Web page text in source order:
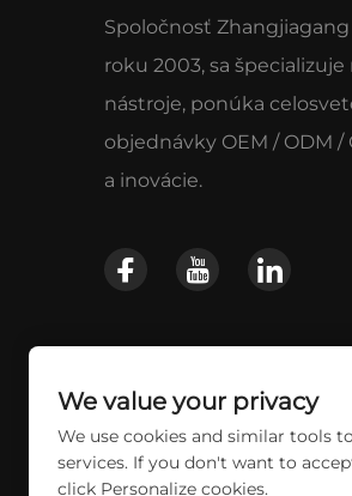
Spoločnosť Zhangjiagang
roku 2003, sa
nástroje, ponúka
objednávky OEM / ODM
a inovácie.
We value your privacy
We use cookies and similar tools
services. If you don't want to
click Personalize cookies.